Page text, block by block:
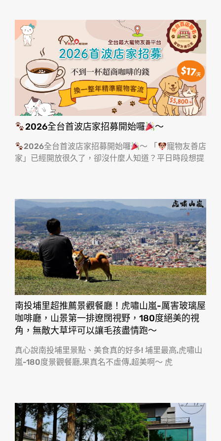
2026全台首波店家招募開始囉 ～
2026全台首波店家招募開始囉 ～ 「
寵物友善店
家」已經開放很久了，卻沒什麼人知道？平日時段想提
南投埔里超推薦景觀餐廳！虎嘯山嵐-厲害玻璃屋
咖啡廳，山景第一排遼闊視野，180度絕美的視
角，無敵大草坪可以讓毛孩盡情跑〜
真心說南投埔里景點、美食真的好多! 埔里最高,虎嘯山
嵐-180度景觀餐廳,果真名不虛傳,超美啊〜 虎